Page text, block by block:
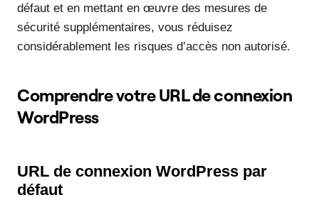
défaut et en mettant en œuvre des mesures de
sécurité supplémentaires, vous réduisez
considérablement les risques d’accès non autorisé.
Comprendre votre URL de connexion
WordPress
URL de connexion WordPress par
défaut